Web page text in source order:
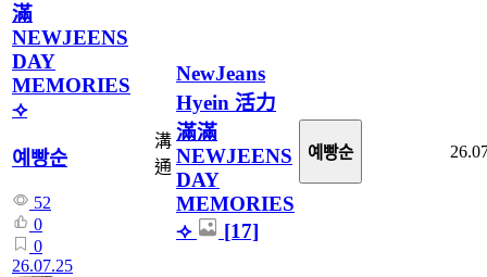
滿
NEWJEENS
DAY
MEMORIES
⟢
예빵순
52
0
0
26.07.25
溝
通
NewJeans
Hyein 活力
滿滿
NEWJEENS
DAY
MEMORIES
⟢
[17]
예빵순